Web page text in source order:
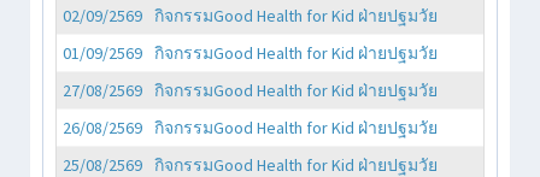
02/09/2569 กิจกรรมGood Health for Kid ฝ่ายปฐมวัย
01/09/2569 กิจกรรมGood Health for Kid ฝ่ายปฐมวัย
27/08/2569 กิจกรรมGood Health for Kid ฝ่ายปฐมวัย
26/08/2569 กิจกรรมGood Health for Kid ฝ่ายปฐมวัย
25/08/2569 กิจกรรมGood Health for Kid ฝ่ายปฐมวัย